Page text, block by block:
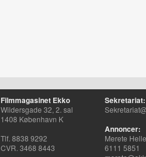
Filmmagasinet Ekko
Wildersgade 32, 2. sal
1408 København K
Tlf. 8838 9292
CVR. 3468 8443
Sekretariat:
Annoncer:
Merete
6111 5851